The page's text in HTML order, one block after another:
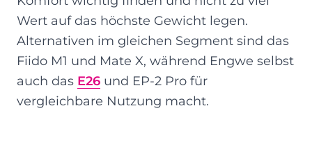
Wert auf das höchste Gewicht legen.
Alternativen im gleichen Segment sind das
Fiido M1 und Mate X, während Engwe selbst
auch das E26 und EP-2 Pro für
vergleichbare Nutzung macht.